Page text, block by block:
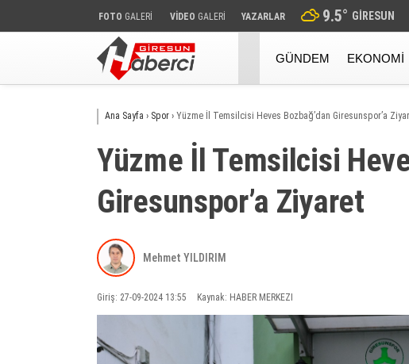
FOTO GALERİ VİDEO GALERİ YAZARLAR 9.5° GIRESUN
GÜNDEM EKONOMI
Ana Sayfa › Spor › Yüzme İl Temsilcisi Heves Bozbağ’dan Giresunspor’a
Yüzme İl Temsilcisi
Giresunspor’a Ziyaret
Mehmet YILDIRIM
Giriş: 27-09-2024 13:55 Kaynak: HABER MERKEZI